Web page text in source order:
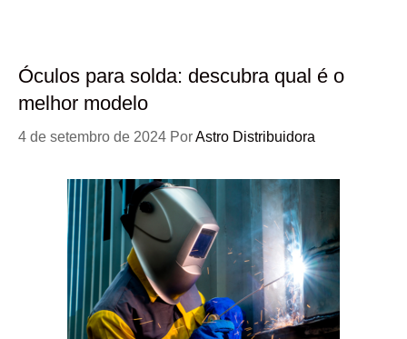
Óculos para solda: descubra qual é o
melhor modelo
4 de setembro de 2024 PorAstro Distribuidora